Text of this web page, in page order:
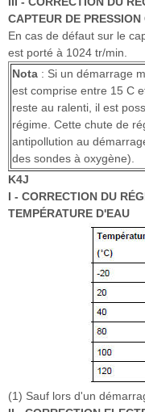
CAPTEUR DE
En cas de défaut sur le
est porté à 1024 tr/min.
Nota : Si un démarrage
est comprise entre 15 C
reste au ralenti, il est
régime. Cette chute de
antipollution au
des sondes à oxygène).
K4J
I - CORRECTION DU
TEMPÉRATURE D'EAU
(1) Sauf lors d'un